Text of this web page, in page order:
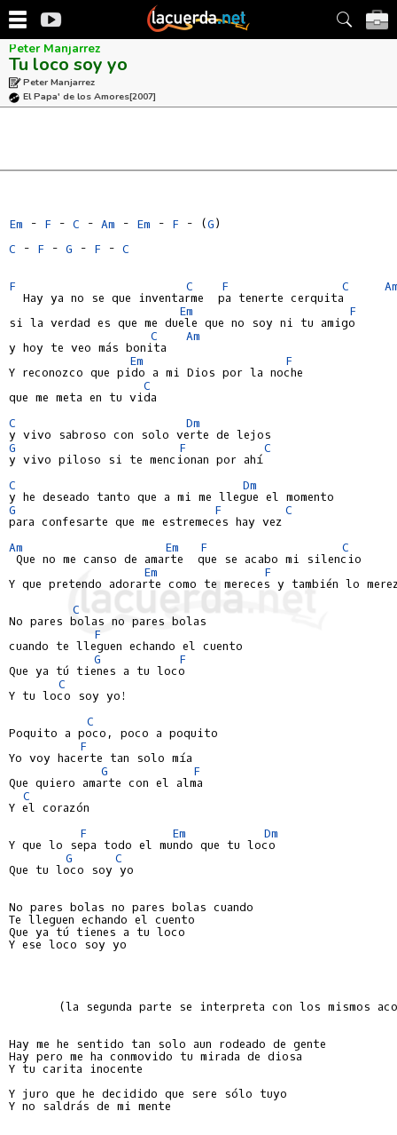
Peter Manjarrez
Tu loco soy yo
Peter Manjarrez
El Papa' de los Amores[2007]
Em - F - C - Am - Em - F - (G)
C - F - G - F - C
F C F C
  Hay ya no se que inventarme  pa tenerte cerquita
Em
F
si la verdad es que me duele que no soy ni tu amigo
C
Am
y hoy te veo más bonita
Em
F
Y reconozco que pido a mi Dios por la noche
C
que me meta en tu vida
C
Dm
G
F
C
y vivo piloso si te mencionan por ahí
C
Dm
G
F
C
para confesarte que me estremeces hay vez
Am
Em F
C
Que no me canso de amarte  que se acabo mi silencio
Em
F
Y que pretendo adorarte como te mereces y también lo
C
No pares bolas no pares bolas
F
cuando te lleguen echando el cuento
G
F
Que ya tú tienes a tu loco
C
Y tu loco soy yo!
C
Poquito a poco, poco a poquito
F
Yo voy hacerte tan solo mía
G
F
Que quiero amarte con el alma
C
Y el corazón
F
Em
Dm
Y que lo sepa todo el mundo que tu loco
G
C
Que tu loco soy yo
No pares bolas no pares bolas cuando
Te lleguen echando el cuento
Que ya tú tienes a tu loco
Y ese loco soy yo
(la segunda parte se interpreta con los mismos
Hay me he sentido tan solo aun rodeado de gente
Hay pero me ha conmovido tu mirada de diosa
Y tu carita inocente
Y juro que he decidido que sere sólo tuyo
Y no saldrás de mi mente